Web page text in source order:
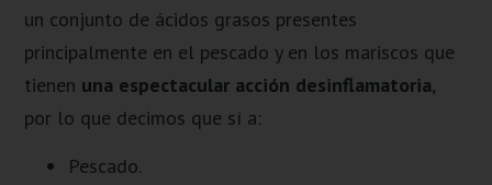
un conjunto de ácidos grasos presentes
principalmente en el pescado y en los mariscos que
tienen una espectacular acción desinflamatoria,
por lo que decimos que sí a:
Pescado.